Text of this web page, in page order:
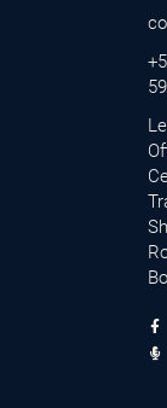
F
a
c
e
M
i
c
r